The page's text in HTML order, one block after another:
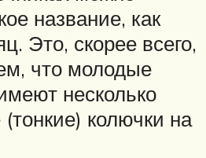
название, как
Это, скорее всего,
что молодые
несколько
колючки на